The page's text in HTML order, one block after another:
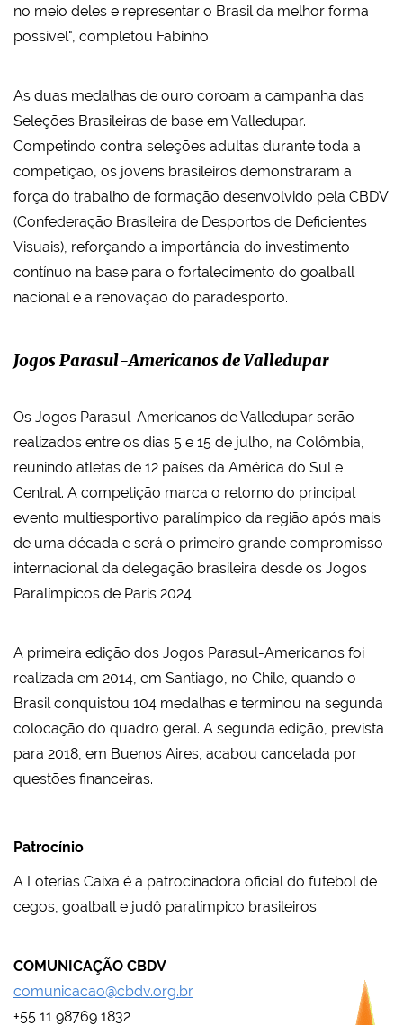
no meio deles e representar o Brasil da melhor forma
possível", completou Fabinho.
As duas medalhas de ouro coroam a campanha das
Seleções Brasileiras de base em Valledupar.
Competindo contra seleções adultas durante toda a
competição, os jovens brasileiros demonstraram a
força do trabalho de formação desenvolvido pela CBDV
(Confederação Brasileira de Desportos de Deficientes
Visuais), reforçando a importância do investimento
contínuo na base para o fortalecimento do goalball
nacional e a renovação do paradesporto.
Jogos Parasul-Americanos de Valledupar
Os Jogos Parasul-Americanos de Valledupar serão
realizados entre os dias 5 e 15 de julho, na Colômbia,
reunindo atletas de 12 países da América do Sul e
Central. A competição marca o retorno do principal
evento multiesportivo paralímpico da região após mais
de uma década e será o primeiro grande compromisso
internacional da delegação brasileira desde os Jogos
Paralímpicos de Paris 2024.
A primeira edição dos Jogos Parasul-Americanos foi
realizada em 2014, em Santiago, no Chile, quando o
Brasil conquistou 104 medalhas e terminou na segunda
colocação do quadro geral. A segunda edição, prevista
para 2018, em Buenos Aires, acabou cancelada por
questões financeiras.
Patrocínio
A Loterias Caixa é a patrocinadora oficial do futebol de
cegos, goalball e judô paralímpico brasileiros.
COMUNICAÇÃO CBDV
comunicacao@cbdv.org.br
+55 11 98769 1832